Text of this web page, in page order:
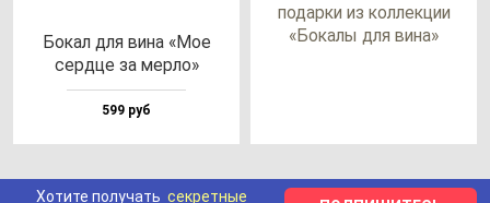
Бокал для ви­на «Мое
сер­дце за мер­ло»
599 руб
по­дар­ки из кол­лек­ции
«Бока­лы для ви­на»
Хотите получать секретные